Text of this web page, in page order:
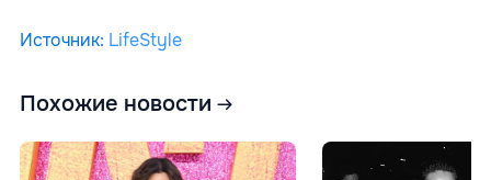
Источник: LifeStyle
Похожие новости